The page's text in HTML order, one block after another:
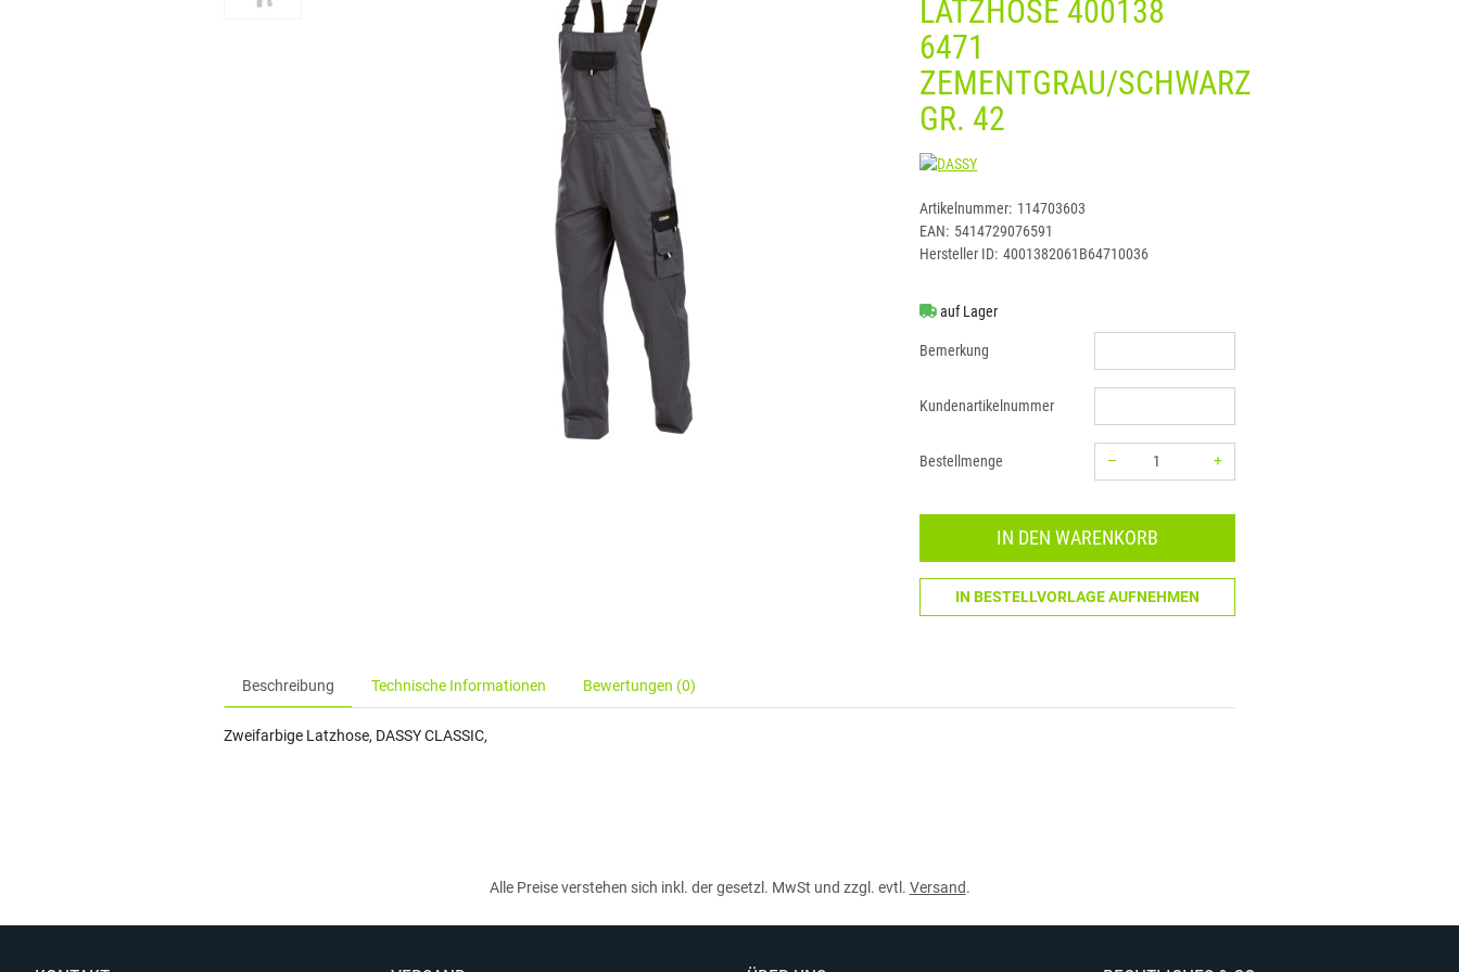
LATZHOSE 400138
6471
ZEMENTGRAU/SCHWARZ
GR. 42
DASSY
Artikelnummer: 114703603
EAN: 5414729076591
Hersteller ID: 4001382061B64710036
auf Lager
Bemerkung
Kundenartikelnummer
Bestellmenge –
+
IN DEN WARENKORB
IN BESTELLVORLAGE AUFNEHMEN
Beschreibung Technische Informationen Bewertungen (0)
Zweifarbige Latzhose, DASSY CLASSIC,
Alle Preise verstehen sich inkl. der gesetzl. MwSt und zzgl. evtl. Versand.